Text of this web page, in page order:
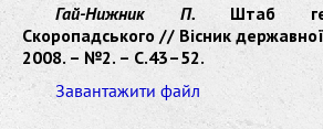
Гай-Нижник П. Штаб
Скоропадського // Вісник
2008. – №2. – С.43–52.
Завантажити файл